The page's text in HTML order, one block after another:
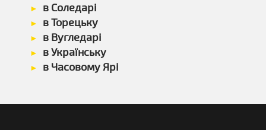
в Соледарі
в Торецьку
в Вугледарі
в Українську
в Часовому Ярі